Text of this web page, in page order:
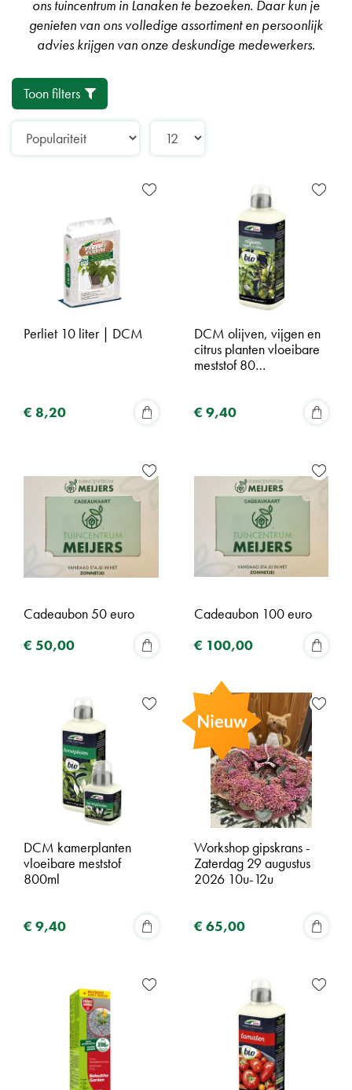
ons tuincentrum in Lanaken te bezoeken. Daar kun je
genieten van ons volledige assortiment en persoonlijk
advies krijgen van onze deskundige medewerkers.
Toon filters
Perliet 10 liter | DCM
€ 8,20
DCM olijven, vijgen en
citrus planten vloeibare
meststof 80…
€ 9,40
Cadeaubon 50 euro
€ 50,00
Cadeaubon 100 euro
€ 100,00
DCM kamerplanten
vloeibare meststof
800ml
€ 9,40
Workshop gipskrans -
Zaterdag 29 augustus
2026 10u-12u
€ 65,00